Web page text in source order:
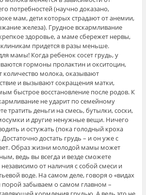
потребностей (научно доказано,
мам, дети которых страдают от анемии,
железа). Грудное вскармливание
здоровье, а маме сбережет нервы,
придется в разы меньше.
мамы! Когда ребенок сосет грудь, у
гормоны пролактин и окситоцин,
количество молока, оказывают
и вызывают сокращения матки,
быстрое восстановление после родов. К
не ударит по семейному
тратить деньги на смесь, бутылки, соски,
и другие ненужные вещи. Ничего
и остужать (пока голодный кроха
Достаточно достать грудь – и он уже с
Образ жизни молодой мамы может
ведь вы всегда и везде сможете
от наличия с собой смеси и
воде. На самом деле, говоря о «видах
забываем о самом главном –